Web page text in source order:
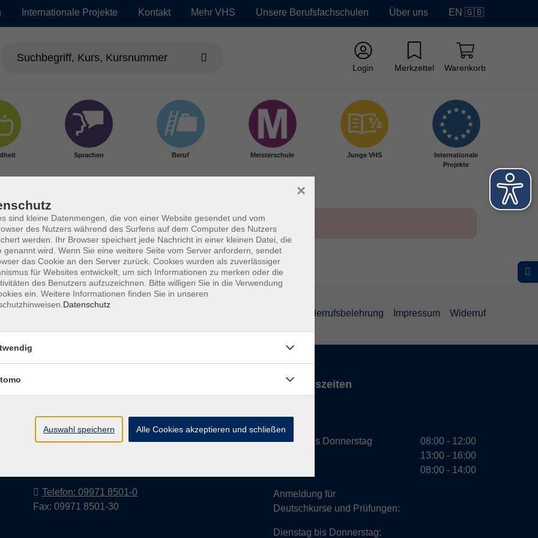
Internationale Projekte Kontakt Mehr VHS Unsere Berufsfachschulen Über uns EN 🇬🇧
Login Merkzettel Warenkorb
Sprachen Beruf Meisterschule Junge VHS
Internationale
Projekte
Widerrufsbelehrung Impressum Widerruf
e.V.
Pfarrer-Seidl-Str. 1
93413 Cham
Telefon: 09971 8501-0
Fax: 09971 8501-30
Öffnungszeiten
VHS
Montag bis Donnerstag
Anmeldung für
Deutschkurse und Prüfungen:
Dienstag bis Donnerstag:
08:00 - 12:00
13:00 - 16:00
08:00 - 14:00
sind kleine Datenmengen, die von einer Website gesendet und vom
des Nutzers während des Surfens auf dem Computer des Nutzers
werden. Ihr Browser speichert jede Nachricht in einer kleinen Datei, die
genannt wird. Wenn Sie eine weitere Seite vom Server anfordern, sendet
das Cookie an den Server zurück. Cookies wurden als zuverlässiger
für Websites entwickelt, um sich Informationen zu merken oder die
des Benutzers aufzuzeichnen. Bitte willigen Sie in die Verwendung
ein. Weitere Informationen finden Sie in unseren
Datenschutz
×
Auswahl speichern Alle Cookies akzeptieren und schließen